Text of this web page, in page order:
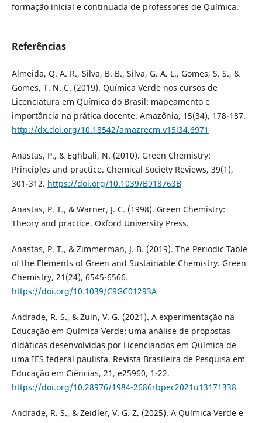
formação inicial e continuada de professores de Química.
Referências
Almeida, Q. A. R., Silva, B. B., Silva, G. A. L., Gomes, S. S., &
Gomes, T. N. C. (2019). Química Verde nos cursos de
Licenciatura em Química do Brasil: mapeamento e
importância na prática docente. Amazônia, 15(34), 178-187.
http://dx.doi.org/10.18542/amazrecm.v15i34.6971
Anastas, P., & Eghbali, N. (2010). Green Chemistry:
Principles and practice. Chemical Society Reviews, 39(1),
301-312. https://doi.org/10.1039/B918763B
Anastas, P. T., & Warner, J. C. (1998). Green Chemistry:
Theory and practice. Oxford University Press.
Anastas, P. T., & Zimmerman, J. B. (2019). The Periodic Table
of the Elements of Green and Sustainable Chemistry. Green
Chemistry, 21(24), 6545-6566.
https://doi.org/10.1039/C9GC01293A
Andrade, R. S., & Zuin, V. G. (2021). A experimentação na
Educação em Química Verde: uma análise de propostas
didáticas desenvolvidas por Licenciandos em Química de
uma IES federal paulista. Revista Brasileira de Pesquisa em
Educação em Ciências, 21, e25960, 1-22.
https://doi.org/10.28976/1984-2686rbpec2021u13171338
Andrade, R. S., & Zeidler, V. G. Z. (2025). A Química Verde e